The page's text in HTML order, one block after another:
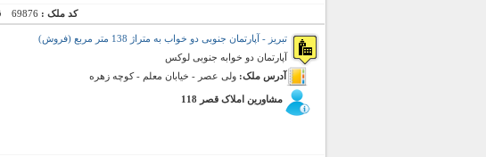
کد ملک : 69876
تبریز - آپارتمان جنوبی دو خواب به متراژ 138 متر مربع (فروش)
آپارتمان دو خوابه جنوبی لوکس
آدرس ملک: ولی عصر - خیابان معلم - کوچه زهره
مشاورین املاک قصر 118